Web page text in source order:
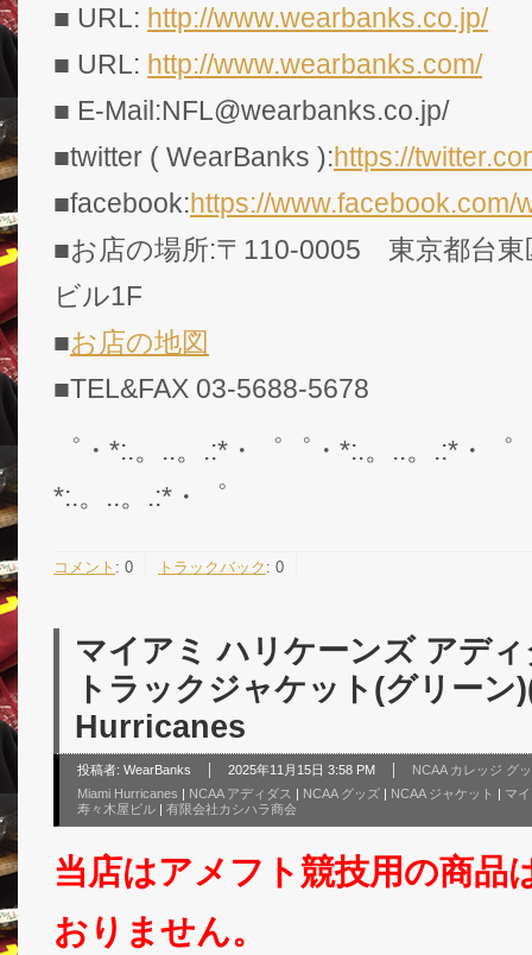
■ URL: http://www.wearbanks.co.jp/
■ URL: http://www.wearbanks.com/
■ E-Mail:NFL@wearbanks.co.jp/
■twitter ( WearBanks ):https://
■facebook:https://www.facebook.com/
■お店の場所:〒110-0005 東京都台
ビル1F
■お店の地図
■TEL&FAX 03-5688-5678
゜・*:.。..。.:*・゜゜・*:.。..。.:*・
*:.。..。.:*・゜
コメント : 0 トラックバック : 0
マイアミ ハリケーンズ アデ
トラックジャケット(グリー
Hurricanes
投稿者: WearBanks 2025年11月15日 3:58 PM
NCAA カレッジ グ
Miami Hurricanes | NCAA アディダス | NCAA グッズ | NCAA ジャケット | マ
寿々木屋ビル | 有限会社カシハラ商会
当店はアメフト競技用の商品
おりません。